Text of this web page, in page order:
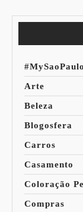
#MySaoPaulo
Arte
Beleza
Blogosfera
Carros
Casamento
Coloração
Compras